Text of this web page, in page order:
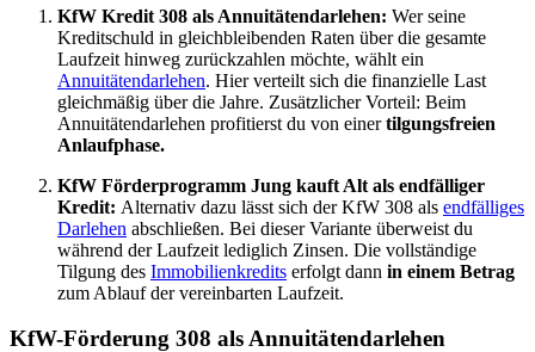
KfW Kredit 308 als Annuitätendarlehen: Wer seine
Kreditschuld in gleichbleibenden Raten über die gesamte
Laufzeit hinweg zurückzahlen möchte, wählt ein
Annuitätendarlehen. Hier verteilt sich die finanzielle Last
gleichmäßig über die Jahre. Zusätzlicher Vorteil: Beim
Annuitätendarlehen profitierst du von einertilgungsfreien
Anlaufphase.
KfW Förderprogramm Jung kauft Alt als endfälliger
Kredit: Alternativ dazu lässt sich der KfW 308 als endfälliges
Darlehen abschließen. Bei dieser Variante überweist du
während der Laufzeit lediglich Zinsen. Die vollständige
Tilgung des Immobilienkredits erfolgt dann in einem Betrag
zum Ablauf der vereinbarten Laufzeit.
KfW-Förderung 308 als Annuitätendarlehen